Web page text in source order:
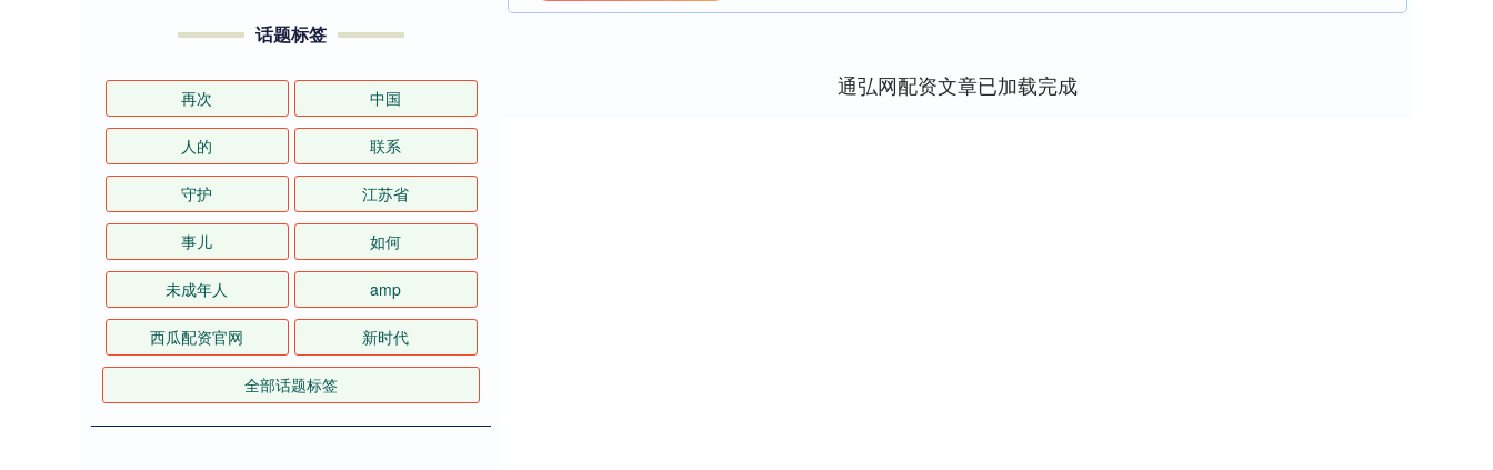
通弘网配资文章已加载完成
话题标签
再次 中国
人的 联系
守护 江苏省
事儿 如何
未成年人 amp
西瓜配资官网 新时代
全部话题标签